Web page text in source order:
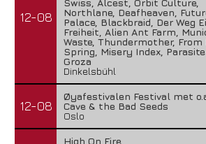
12-08
Swiss, Alcest, Orbit Culture,
Northlane, Deafheaven,
Palace, Blackbraid, Der Weg
Freiheit, Alien Ant Farm,
Waste, Thundermother, From
Spring, Misery Index, Parasite
Groza
Dinkelsbühl
12-08
Øyafestivalen Festival met
Cave & the Bad Seeds
Oslo
High On Fire